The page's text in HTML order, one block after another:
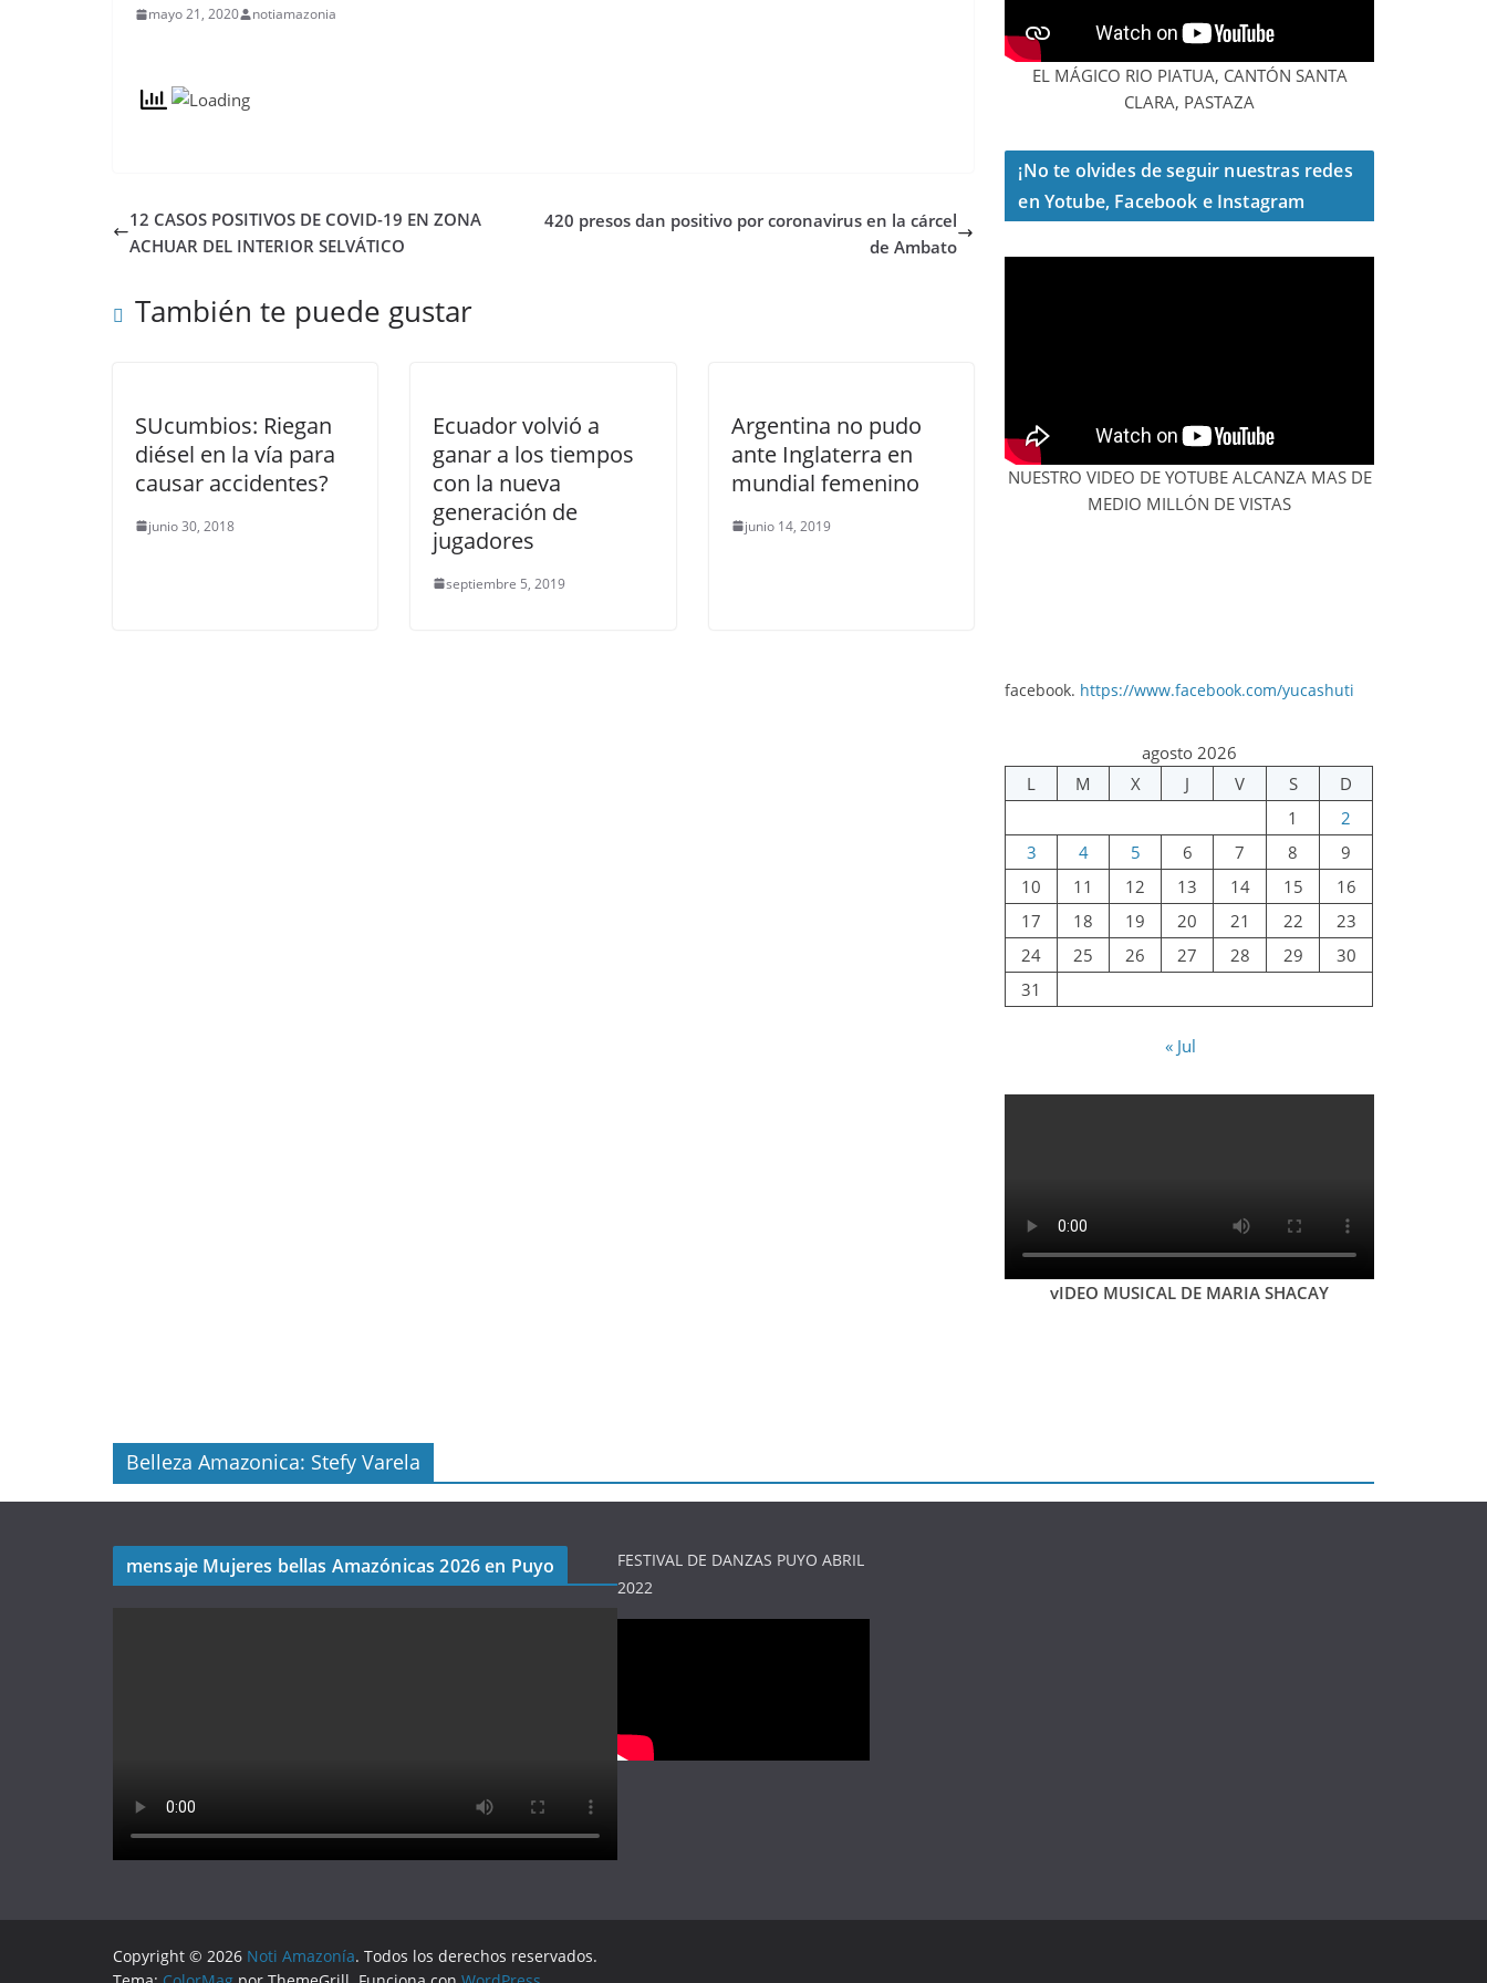
mayo 21, 2020 notiamazonia
12 CASOS POSITIVOS DE COVID-19 EN ZONA
ACHUAR DEL INTERIOR SELVÁTICO
420 presos dan positivo por coronavirus en la cárcel
de Ambato
También te puede gustar
SUcumbios: Riegan
diésel en la vía para
causar accidentes?
junio 30, 2018
Ecuador volvió a
ganar a los tiempos
con la nueva
generación de
jugadores
septiembre 5, 2019
Argentina no pudo
ante Inglaterra en
mundial femenino
junio 14, 2019
EL MÁGICO RIO PIATUA, CANTÓN SANTA
CLARA, PASTAZA
¡No te olvides de seguir nuestras redes
en Yotube, Facebook e Instagram
NUESTRO VIDEO DE YOTUBE ALCANZA MAS DE
MEDIO MILLÓN DE VISTAS
facebook. https://www.facebook.com/yucashuti
agosto 2026
L
M X J V S
D
1
2
3
4 5 6 7 8
9
10
11 12 13 14 15
16
17
18 19 20 21 22
23
24
25 26 27 28 29
30
31
« Jul
vIDEO MUSICAL DE MARIA SHACAY
Belleza Amazonica: Stefy Varela
mensaje Mujeres bellas Amazónicas 2026 en Puyo
FESTIVAL DE DANZAS PUYO ABRIL
2022
Copyright © 2026 Noti Amazonía. Todos los derechos reservados.